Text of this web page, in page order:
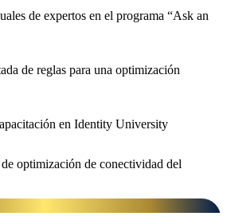
de expertos en el programa “Ask an
de reglas para una optimización
en Identity University
optimización de conectividad del